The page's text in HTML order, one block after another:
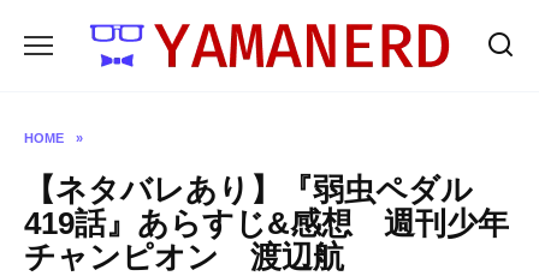
HOME »
【ネタバレあり】『弱虫ペダル
419話』あらすじ&感想 週刊少年
チャンピオン 渡辺航